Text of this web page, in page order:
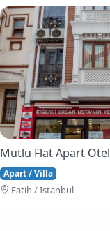
Mutlu Flat Apart Otel
Apart / Villa
Fati̇h / İstanbul